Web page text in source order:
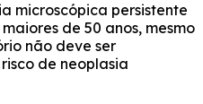
microscópica persistente
maiores de 50 anos, mesmo
não deve ser
de neoplasia